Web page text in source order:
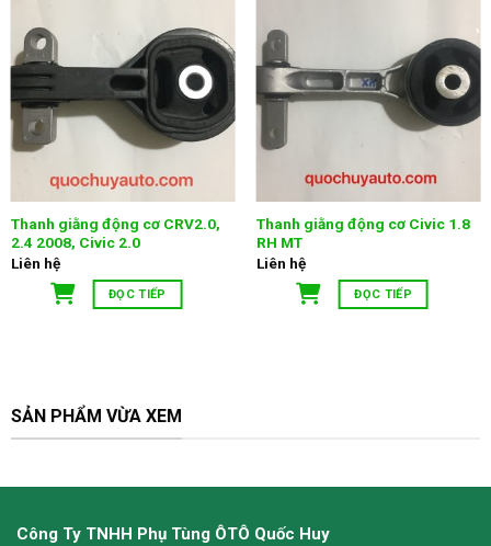
Thanh giằng động cơ CRV2.0,
2.4 2008, Civic 2.0
Liên hệ
ĐỌC TIẾP
Thanh giằng động cơ Civic 1.8
RH MT
Liên hệ
ĐỌC TIẾP
SẢN PHẨM VỪA XEM
Công Ty TNHH Phụ Tùng ÔTÔ Quốc Huy